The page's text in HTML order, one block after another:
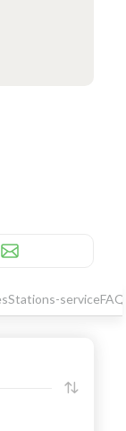
Stations-serviceFAQ